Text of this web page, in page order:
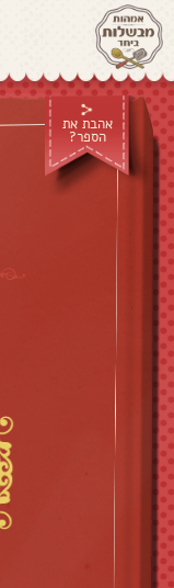
אהבת את
הספר?